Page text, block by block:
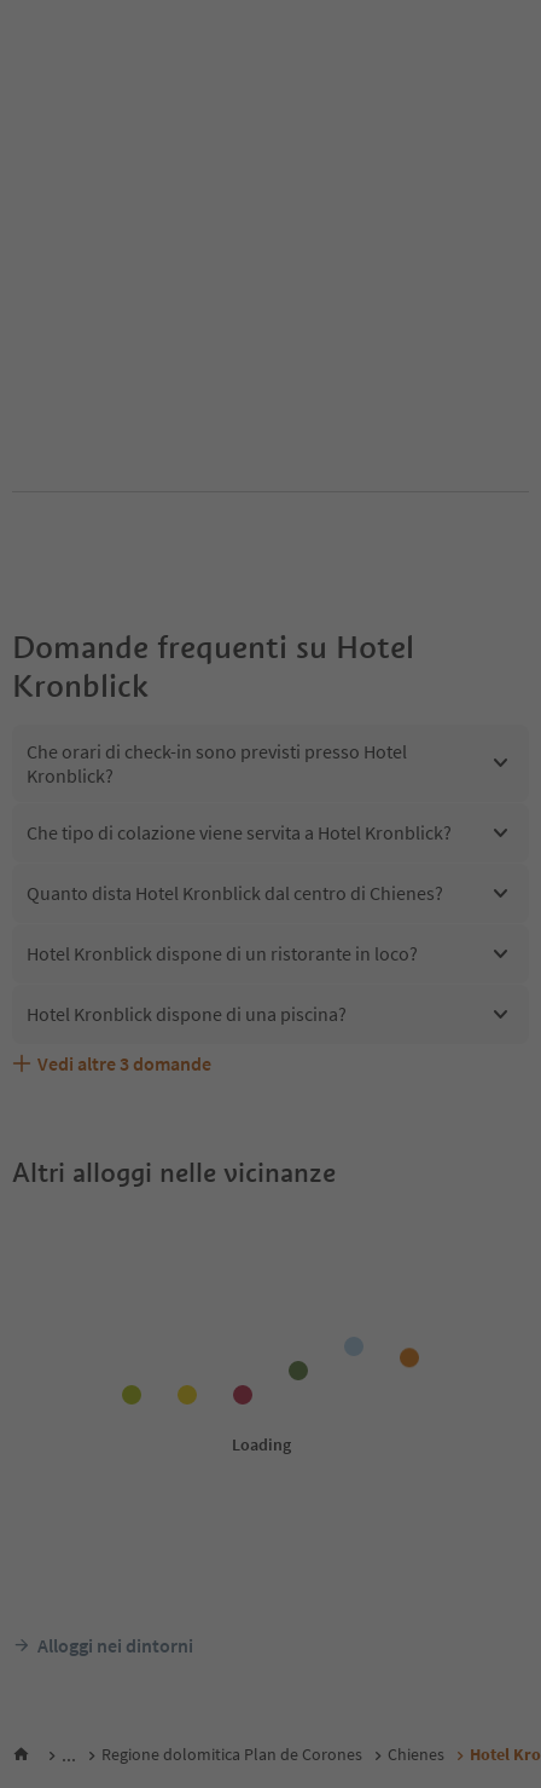
Domande frequenti su Hotel
Kronblick
Che orari di check-in sono previsti presso Hotel
Kronblick?
Che tipo di colazione viene servita a Hotel Kronblick?
Quanto dista Hotel Kronblick dal centro di Chienes?
Hotel Kronblick dispone di un ristorante in loco?
Hotel Kronblick dispone di una piscina?
Hotel Kronblick accetta animali domestici?
Quali servizi/attività sono disponibili presso Hotel
Gli ospiti di Hotel Kronblick ricevono l'Alto Adige Guest
Vedi altre 3 domande
Altri alloggi nelle vicinanze
Alloggi nei dintorni
... Regione dolomitica Plan de Corones Chienes Hotel